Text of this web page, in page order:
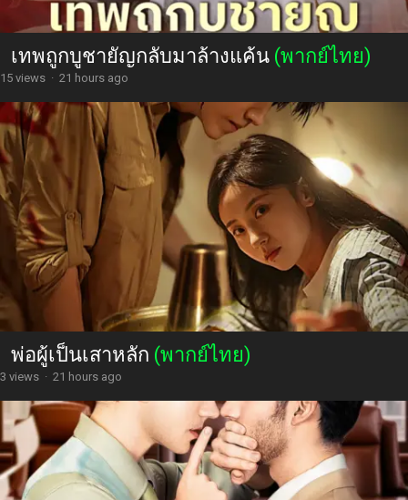
เทพถูกบูชายัญกลับมาล้างแค้น (พากย์ไทย)
15 views · 21 hours ago
พ่อผู้เป็นเสาหลัก (พากย์ไทย)
3 views · 21 hours ago